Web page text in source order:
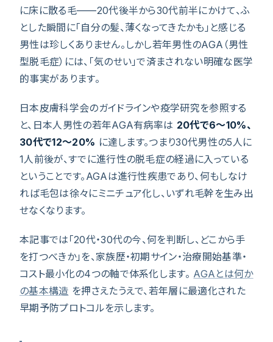
に床に散る毛——20代後半から30代前半にかけて、ふ
とした瞬間に「自分の髪、薄くなってきたかも」と感じる
男性は珍しくありません。しかし若年男性のAGA（男性
型脱毛症）には、「気のせい」で済まされない明確な医学
的事実があります。
日本皮膚科学会のガイドラインや疫学研究を参照する
と、日本人男性の若年AGA有病率は 20代で6〜10%、
30代で12〜20% に達します。つまり30代男性の5人に
1人前後が、すでに進行性の脱毛症の経過に入っている
ということです。AGAは進行性疾患であり、何もしなけ
れば毛包は徐々にミニチュア化し、いずれ毛幹を生み出
せなくなります。
本記事では「20代・30代の今、何を判断し、どこから手
を打つべきか」を、家族歴・初期サイン・治療開始基準・
コスト最小化の4つの軸で体系化します。 AGAとは何か
の基本構造 を押さえたうえで、若年層に最適化された
早期予防プロトコルを示します。